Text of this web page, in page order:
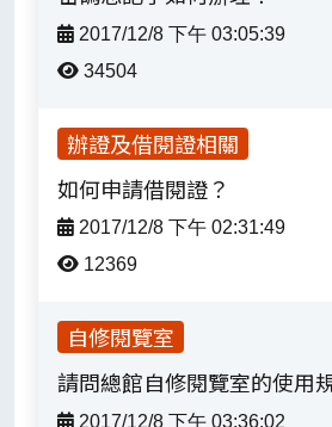
2017/12/8 下午 03:05:39
34504
辦證及借閱證相關
如何申請借閱證？
2017/12/8 下午 02:31:49
12369
自修閱覽室
請問總館自修閱覽室的使用
2017/12/8 下午 03:36:02